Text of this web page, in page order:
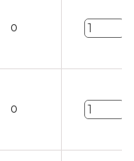
0
0